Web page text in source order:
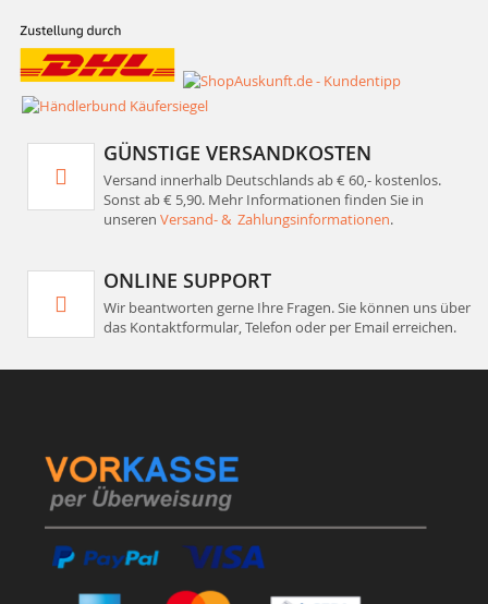
GÜNSTIGE VERSANDKOSTEN
Versand innerhalb Deutschlands ab € 60,- kostenlos.
Sonst ab € 5,90. Mehr Informationen finden Sie in
unseren Versand- & Zahlungsinformationen.
ONLINE SUPPORT
Wir beantworten gerne Ihre Fragen. Sie können uns über
das Kontaktformular, Telefon oder per Email erreichen.